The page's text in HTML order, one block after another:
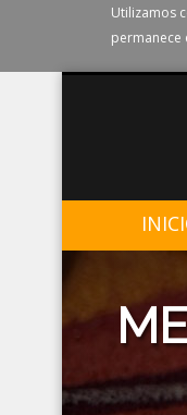
Utilizamos
permanece